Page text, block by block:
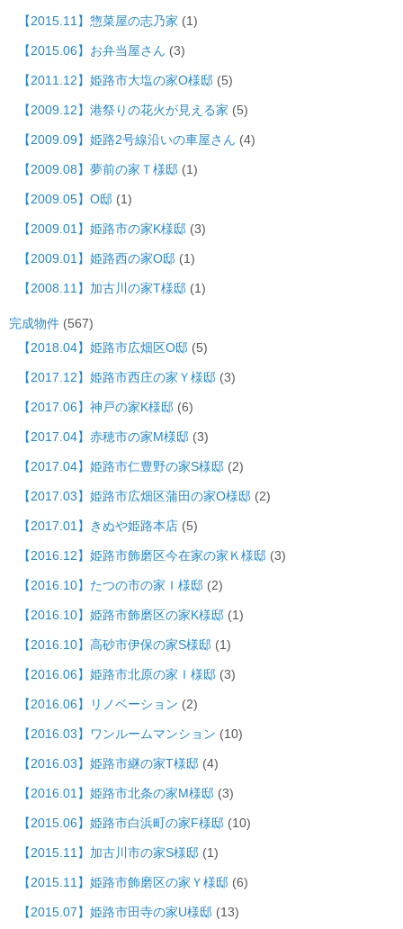
【2015.11】惣菜屋の志乃家 (1)
【2015.06】お弁当屋さん (3)
【2011.12】姫路市大塩の家O様邸 (5)
【2009.12】港祭りの花火が見える家 (5)
【2009.09】姫路2号線沿いの車屋さん (4)
【2009.08】夢前の家Ｔ様邸 (1)
【2009.05】O邸 (1)
【2009.01】姫路市の家K様邸 (3)
【2009.01】姫路西の家O邸 (1)
【2008.11】加古川の家T様邸 (1)
完成物件 (567)
【2018.04】姫路市広畑区O邸 (5)
【2017.12】姫路市西庄の家Ｙ様邸 (3)
【2017.06】神戸の家K様邸 (6)
【2017.04】赤穂市の家M様邸 (3)
【2017.04】姫路市仁豊野の家S様邸 (2)
【2017.03】姫路市広畑区蒲田の家O様邸 (2)
【2017.01】きぬや姫路本店 (5)
【2016.12】姫路市飾磨区今在家の家Ｋ様邸 (3)
【2016.10】たつの市の家Ｉ様邸 (2)
【2016.10】姫路市飾磨区の家K様邸 (1)
【2016.10】高砂市伊保の家S様邸 (1)
【2016.06】姫路市北原の家Ｉ様邸 (3)
【2016.06】リノベーション (2)
【2016.03】ワンルームマンション (10)
【2016.03】姫路市継の家T様邸 (4)
【2016.01】姫路市北条の家M様邸 (3)
【2015.06】姫路市白浜町の家F様邸 (10)
【2015.11】加古川市の家S様邸 (1)
【2015.11】姫路市飾磨区の家Ｙ様邸 (6)
【2015.07】姫路市田寺の家U様邸 (13)